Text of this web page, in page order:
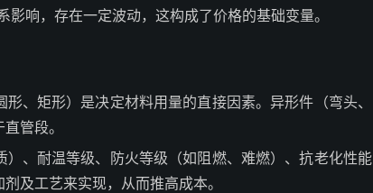
响，存在一定波动，这构成了价格的基础变量。
、矩形）是决定材料用量的直接因素。异形件（弯头、
管段。
）、耐温等级、防火等级（如阻燃、难燃）、抗老化性能
及工艺来实现，从而推高成本。